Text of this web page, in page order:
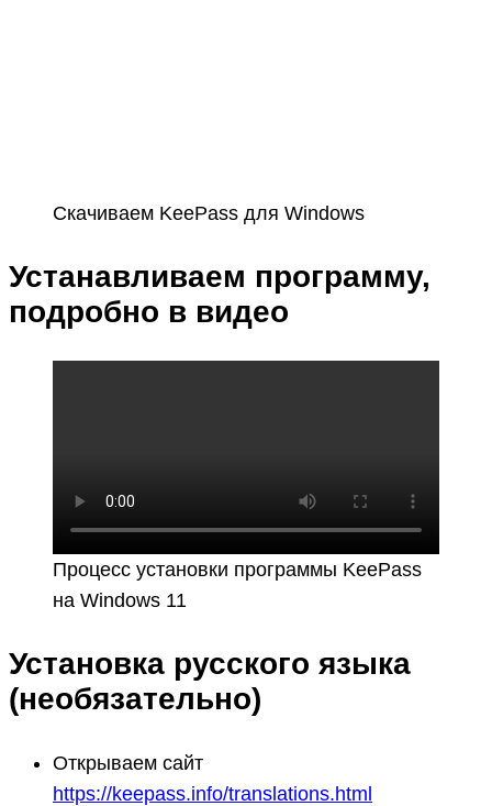
Скачиваем KeePass для Windows
Устанавливаем программу,
подробно в видео
Процесс установки программы KeePass
на Windows 11
Установка русского языка
(необязательно)
Открываем сайт
https://keepass.info/translations.html